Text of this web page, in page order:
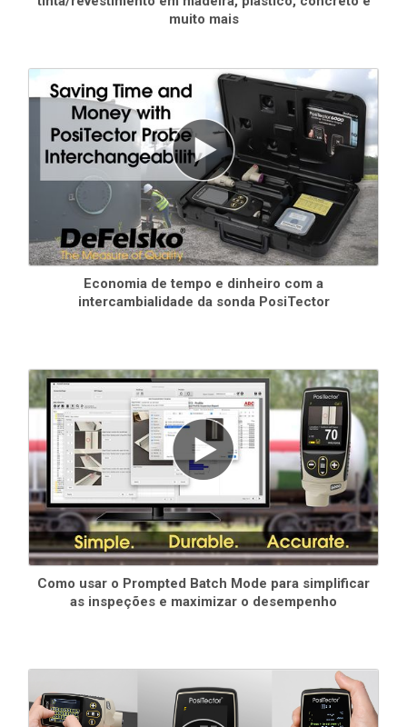
muito mais
Economia de tempo e dinheiro com a
intercambialidade da sonda PosiTector
Como usar o Prompted Batch Mode para simplificar
as inspeções e maximizar o desempenho